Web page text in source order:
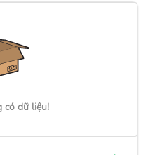
có dữ liệu!